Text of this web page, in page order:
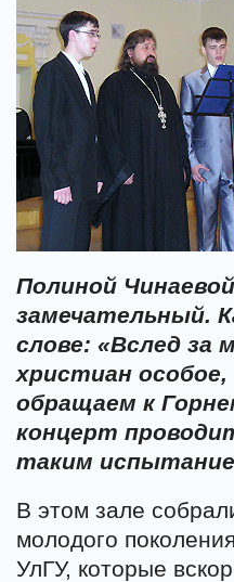
Полиной
замечательный.
слове: «Вслед за
христиан
обращаем к
концерт
таким
В этом зале
молодого
УлГУ, которые